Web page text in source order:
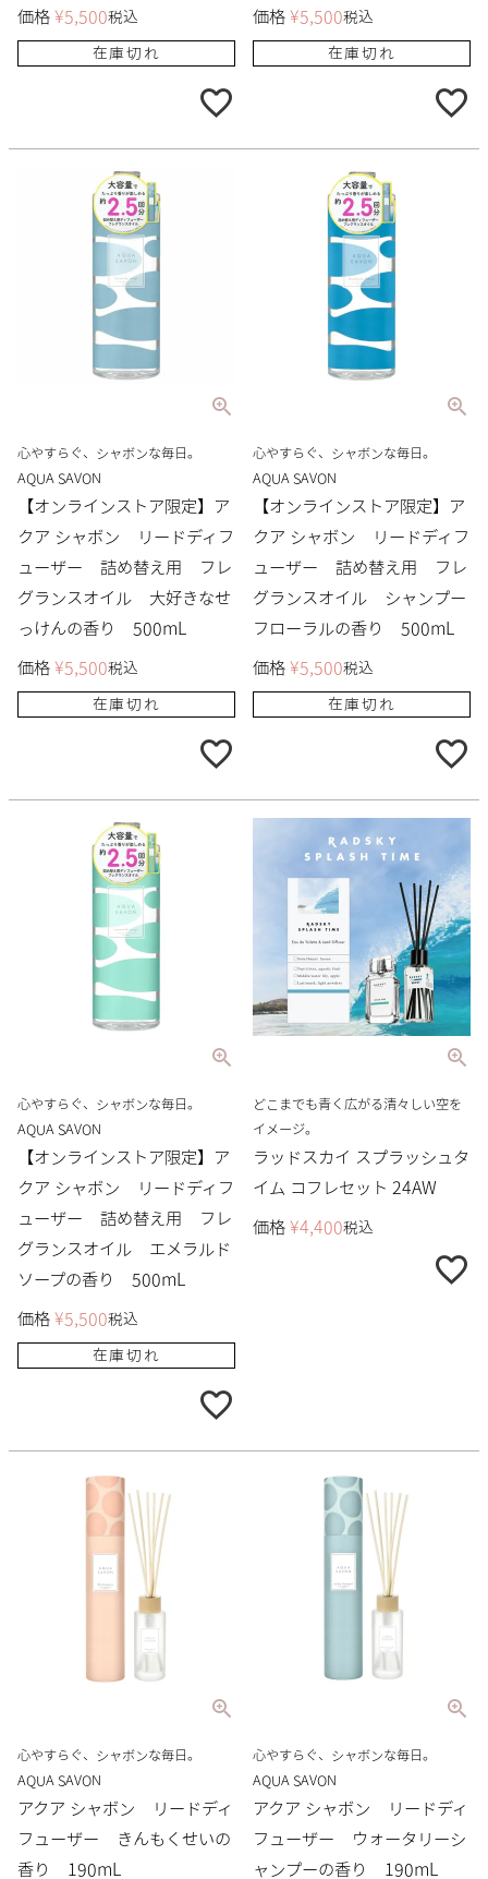
価格 ¥5,500税込
在庫切れ
価格 ¥5,500税込
在庫切れ
心やすらぐ、シャボンな毎日。
AQUA SAVON
【オンラインストア限定】ア
クア シャボン リードディフ
ューザー 詰め替え用 フレ
グランスオイル 大好きなせ
っけんの香り 500mL
価格 ¥5,500税込
在庫切れ
心やすらぐ、シャボンな毎日。
AQUA SAVON
【オンラインストア限定】ア
クア シャボン リードディフ
ューザー 詰め替え用 フレ
グランスオイル シャンプー
フローラルの香り 500mL
価格 ¥5,500税込
在庫切れ
心やすらぐ、シャボンな毎日。
AQUA SAVON
【オンラインストア限定】ア
クア シャボン リードディフ
ューザー 詰め替え用 フレ
グランスオイル エメラルド
ソープの香り 500mL
価格 ¥5,500税込
在庫切れ
どこまでも青く広がる清々しい空を
イメージ。
ラッドスカイ スプラッシュタ
イム コフレセット 24AW
価格 ¥4,400税込
心やすらぐ、シャボンな毎日。
AQUA SAVON
アクア シャボン リードディ
フューザー きんもくせいの
香り 190mL
心やすらぐ、シャボンな毎日。
AQUA SAVON
アクア シャボン リードディ
フューザー ウォータリーシ
ャンプーの香り 190mL